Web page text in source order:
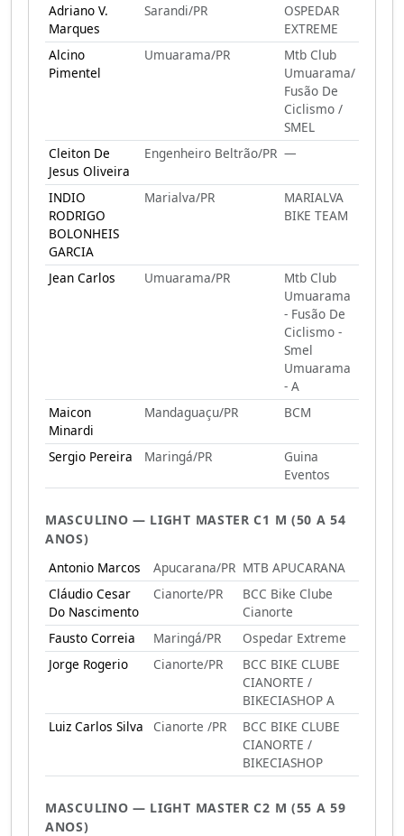
Adriano V.
Marques
Sarandi/PR
OSPEDAR
EXTREME
Alcino
Pimentel
Umuarama/PR
Mtb Club
Umuarama/
Fusão De
Ciclismo /
SMEL
Cleiton De
Jesus Oliveira
Engenheiro Beltrão/PR —
INDIO
RODRIGO
BOLONHEIS
GARCIA
Marialva/PR
MARIALVA
BIKE TEAM
Jean Carlos Umuarama/PR
Mtb Club
Umuarama
- Fusão De
Ciclismo -
Smel
Umuarama
- A
Maicon
Minardi
Mandaguaçu/PR BCM
Sergio Pereira Maringá/PR
Guina
Eventos
MASCULINO — LIGHT MASTER C1 M (50 A 54
ANOS)
Antonio Marcos
Apucarana/PR MTB APUCARANA
Cláudio Cesar
Do Nascimento
Cianorte/PR
BCC Bike Clube
Cianorte
Fausto Correia
Maringá/PR
Ospedar Extreme
Jorge Rogerio
Cianorte/PR
BCC BIKE CLUBE
CIANORTE /
BIKECIASHOP A
Luiz Carlos Silva
Cianorte /PR
BCC BIKE CLUBE
CIANORTE /
BIKECIASHOP
MASCULINO — LIGHT MASTER C2 M (55 A 59
ANOS)